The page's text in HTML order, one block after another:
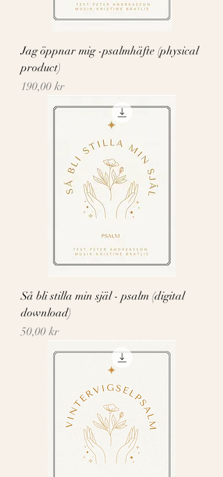
Jag öppnar mig -psalmhäfte (physical
product)
Pris
190,00 kr
Så bli stilla min själ - psalm (digital
download)
Pris
50,00 kr